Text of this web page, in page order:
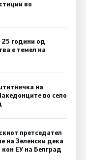
во
години од
е темел на
на
во село
претседател
на Зеленски дека
ЕУ на Белград